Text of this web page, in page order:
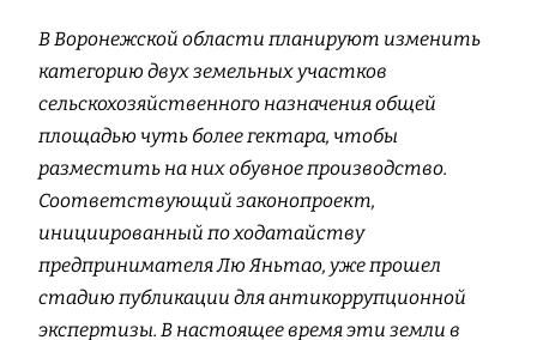
В Воронежской области планируют изменить
категорию двух земельных участков
сельскохозяйственного назначения общей
площадью чуть более гектара, чтобы
разместить на них обувное производство.
Соответствующий законопроект,
инициированный по ходатайству
предпринимателя Лю Яньтао, уже прошел
стадию публикации для антикоррупционной
экспертизы. В настоящее время эти земли в